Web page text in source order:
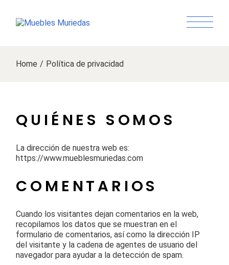
content
Home Política de privacidad
QUIÉNES SOMOS
La dirección de nuestra web es:
https://www.mueblesmuriedas.com
COMENTARIOS
Cuando los visitantes dejan comentarios en la web,
recopilamos los datos que se muestran en el
formulario de comentarios, así como la dirección IP
del visitante y la cadena de agentes de usuario del
navegador para ayudar a la detección de spam.